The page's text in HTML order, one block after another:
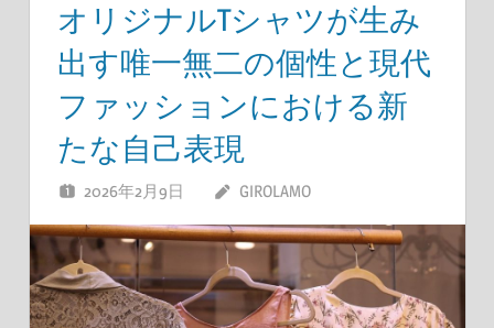
オリジナルTシャツが生み
出す唯一無二の個性と現代
ファッションにおける新
たな自己表現
2026年2月9日 GIROLAMO